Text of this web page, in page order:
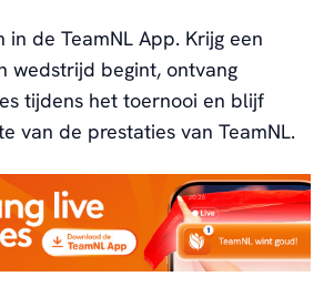
in de TeamNL App. Krijg een
wedstrijd begint, ontvang
tijdens het toernooi en blijf
van de prestaties van TeamNL.